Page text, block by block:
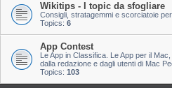
Wikitips - I topic da sfogliare
Consigli, stratagemmi e scorciatoie
Topics: 6
App Contest
Le App in Classifica. Le App per il
dalla redazione e dagli utenti di Mac
Topics: 103